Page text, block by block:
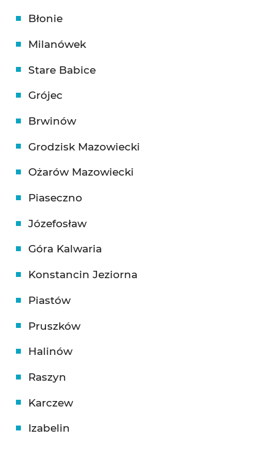
Błonie
Milanówek
Stare Babice
Grójec
Brwinów
Grodzisk Mazowiecki
Ożarów Mazowiecki
Piaseczno
Józefosław
Góra Kalwaria
Konstancin Jeziorna
Piastów
Pruszków
Halinów
Raszyn
Karczew
Izabelin